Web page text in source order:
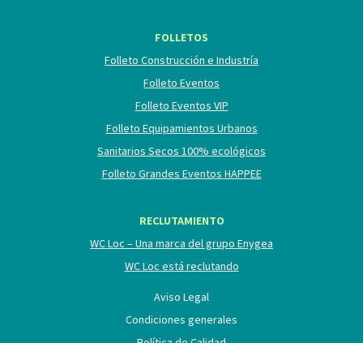
FOLLETOS
Folleto Construcción e Industría
Folleto Eventos
Folleto Eventos VIP
Folleto Equipamientos Urbanos
Sanitarios Secos 100% ecológicos
Folleto Grandes Eventos HAPPEE
RECLUTAMIENTO
WC Loc – Una marca del grupo Enygea
WC Loc está reclutando
Aviso Legal
Condiciones generales